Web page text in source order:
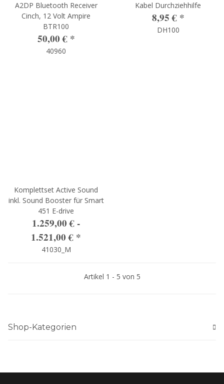
A2DP Bluetooth Receiver
Cinch, 12 Volt Ampire
BTR100
50,00 € *
40960
Kabel Durchziehhilfe
8,95 € *
DH100
Komplettset Active Sound
inkl. Sound Booster für Smart
451 E-drive
1.259,00 € -
1.521,00 € *
41030_M
Artikel 1 - 5 von 5
Shop-Kategorien